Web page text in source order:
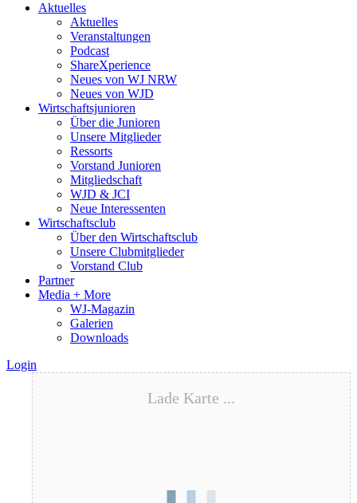
Aktuelles
Aktuelles
Veranstaltungen
Podcast
ShareXperience
Neues von WJ NRW
Neues von WJD
Wirtschaftsjunioren
Über die Junioren
Unsere Mitglieder
Ressorts
Vorstand Junioren
Mitgliedschaft
WJD & JCI
Neue Interessenten
Wirtschaftsclub
Über den Wirtschaftsclub
Unsere Clubmitglieder
Vorstand Club
Partner
Media + More
WJ-Magazin
Galerien
Downloads
Login
Lade Karte ...